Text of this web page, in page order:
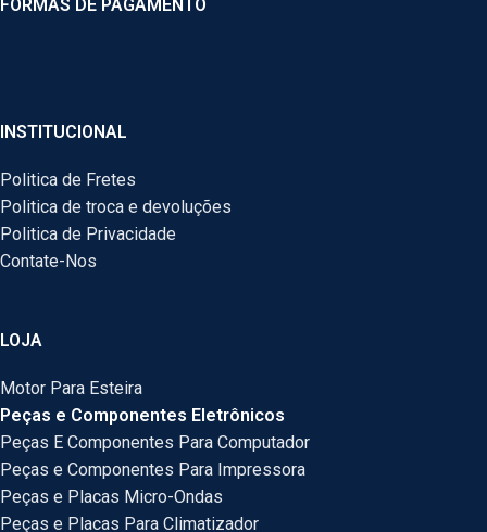
FORMAS DE PAGAMENTO
INSTITUCIONAL
Politica de Fretes
Politica de troca e devoluções
Politica de Privacidade
Contate-Nos
LOJA
Motor Para Esteira
Peças e Componentes Eletrônicos
Peças E Componentes Para Computador
Peças e Componentes Para Impressora
Peças e Placas Micro-Ondas
Peças e Placas Para Climatizador